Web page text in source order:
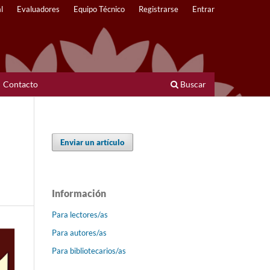
Contacto Buscar
Evaluadores Equipo Técnico Registrarse Entrar
Enviar un artículo
Información
Para lectores/as
Para autores/as
Para bibliotecarios/as